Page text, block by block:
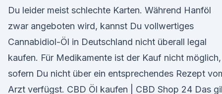
Du leider meist schlechte Karten. Während Hanföl
zwar angeboten wird, kannst Du vollwertiges
Cannabidiol-Öl in Deutschland nicht überall legal
kaufen. Für Medikamente ist der Kauf nicht möglich,
sofern Du nicht über ein entsprechendes Rezept
Arzt verfügst. CBD Öl kaufen | CBD Shop 24 Das